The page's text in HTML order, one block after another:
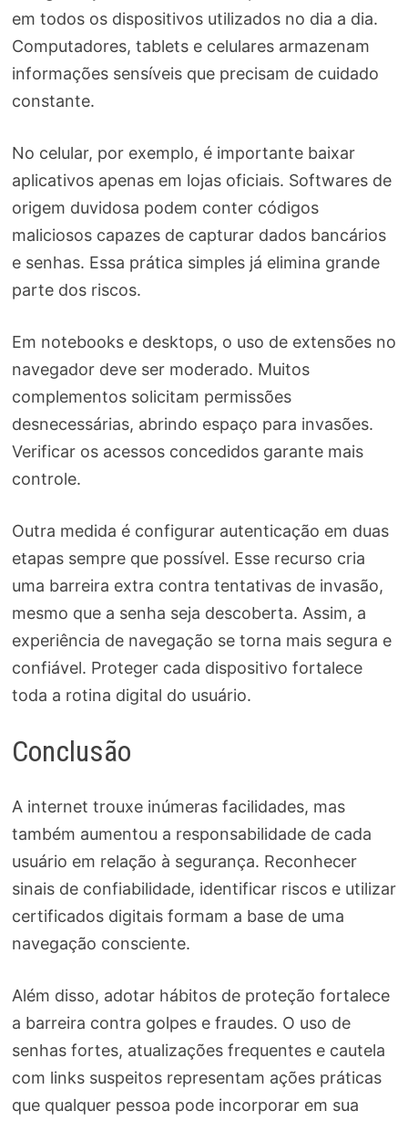
em todos os dispositivos utilizados no dia a dia.
Computadores, tablets e celulares armazenam
informações sensíveis que precisam de cuidado
constante.
No celular, por exemplo, é importante baixar
aplicativos apenas em lojas oficiais. Softwares de
origem duvidosa podem conter códigos
maliciosos capazes de capturar dados bancários
e senhas. Essa prática simples já elimina grande
parte dos riscos.
Em notebooks e desktops, o uso de extensões no
navegador deve ser moderado. Muitos
complementos solicitam permissões
desnecessárias, abrindo espaço para invasões.
Verificar os acessos concedidos garante mais
controle.
Outra medida é configurar autenticação em duas
etapas sempre que possível. Esse recurso cria
uma barreira extra contra tentativas de invasão,
mesmo que a senha seja descoberta. Assim, a
experiência de navegação se torna mais segura e
confiável. Proteger cada dispositivo fortalece
toda a rotina digital do usuário.
Conclusão
A internet trouxe inúmeras facilidades, mas
também aumentou a responsabilidade de cada
usuário em relação à segurança. Reconhecer
sinais de confiabilidade, identificar riscos e utilizar
certificados digitais formam a base de uma
navegação consciente.
Além disso, adotar hábitos de proteção fortalece
a barreira contra golpes e fraudes. O uso de
senhas fortes, atualizações frequentes e cautela
com links suspeitos representam ações práticas
que qualquer pessoa pode incorporar em sua